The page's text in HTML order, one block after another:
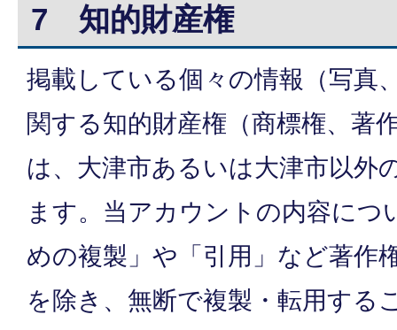
7 知的財産権
掲載している個々の情報（写真
関する知的財産権（商標権、著
は、大津市あるいは大津市以外
ます。当アカウントの内容につ
めの複製」や「引用」など著作
を除き、無断で複製・転用する